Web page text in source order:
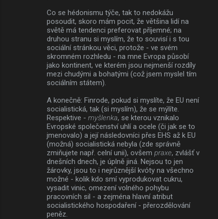
Co se hédonismu týče, tak to nedokážu
posoudit, skoro mám pocit, že většina lidí na
světě má tendenci preferovat příjemné; na
druhou stranu si myslím, že to souvisí i s tou
sociální stránkou věci, protože - ve svém
skromném rozhledu - na mne Evropa působí
jako kontinent, ve kterém jsou nejmenší rozdíly
mezi chudými a bohatými (což jsem myslel tím
sociálním státem).
A konečně: Finrode, pokud si myslíte, že EU není
socialistická, tak (si myslím), že se mýlíte.
Respektive - myšlenka, se kterou vznikalo
Evropské společenství uhlí a ocele (či jak se to
jmenovalo) a její následovníci přes EHS až k EU
(možná) socialistická nebyla (zde správně
zmiňujete např. celní unii), ovšem praxe, zvlášť v
dnešních dnech, je úplně jiná. Nejsou to jen
žárovky, jsou to i nejrůznější kvóty na všechno
možné - kolik kdo smí vyprodukovat cukru,
vysadit vinic, omezení volného pohybu
pracovních sil - a zejména hlavní atribut
socialistického hospodaření - přerozdělování
peněz.